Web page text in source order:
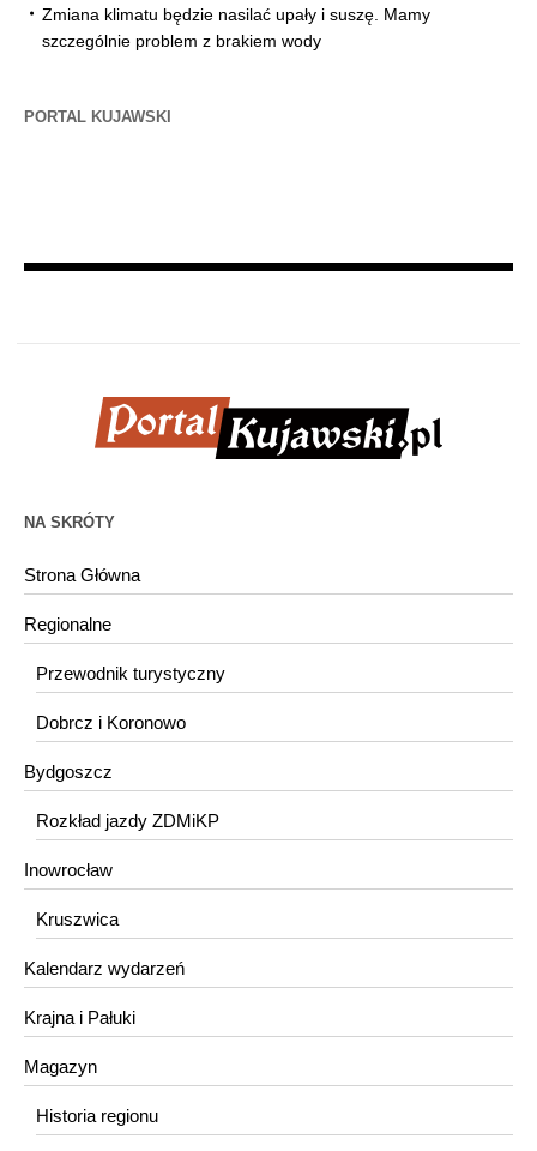
Zmiana klimatu będzie nasilać upały i suszę. Mamy
szczególnie problem z brakiem wody
PORTAL KUJAWSKI
NA SKRÓTY
Strona Główna
Regionalne
Przewodnik turystyczny
Dobrcz i Koronowo
Bydgoszcz
Rozkład jazdy ZDMiKP
Inowrocław
Kruszwica
Kalendarz wydarzeń
Krajna i Pałuki
Magazyn
Historia regionu